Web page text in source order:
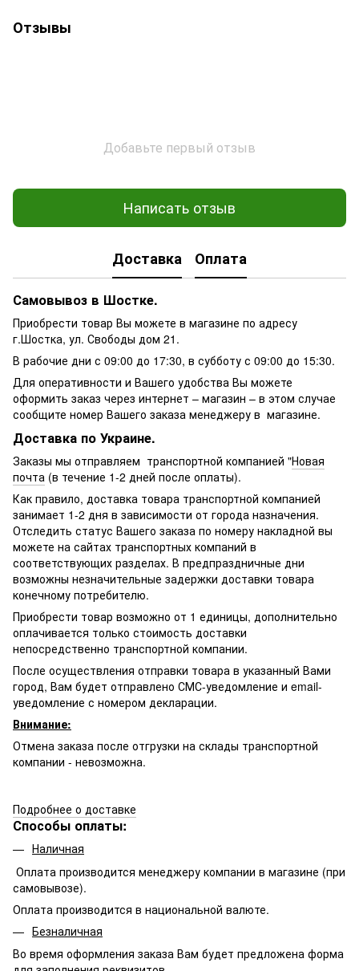
Отзывы
Добавьте первый отзыв
Написать отзыв
Доставка Оплата
Самовывоз в Шостке.
Приобрести товар Вы можете в магазине по адресу
г.Шостка, ул. Свободы дом 21.
В рабочие дни с 09:00 до 17:30, в субботу с 09:00 до 15:30.
Для оперативности и Вашего удобства Вы можете
оформить заказ через интернет – магазин – в этом случае
сообщите номер Вашего заказа менеджеру в магазине.
Доставка по Украине.
Заказы мы отправляем транспортной компанией "Новая
почта (в течение 1-2 дней после оплаты).
Как правило, доставка товара транспортной компанией
занимает 1-2 дня в зависимости от города назначения.
Отследить статус Вашего заказа по номеру накладной вы
можете на сайтах транспортных компаний в
соответствующих разделах. В предпраздничные дни
возможны незначительные задержки доставки товара
конечному потребителю.
Приобрести товар возможно от 1 единицы, дополнительно
оплачивается только стоимость доставки
непосредственно транспортной компании.
После осуществления отправки товара в указанный Вами
город, Вам будет отправлено СМС-уведомление и email-
уведомление с номером декларации.
Внимание:
Отмена заказа после отгрузки на склады транспортной
компании - невозможна.
Подробнее о доставке
Способы оплаты:
Наличная
Оплата производится менеджеру компании в магазине (при
самовывозе).
Оплата производится в национальной валюте.
Безналичная
Во время оформления заказа Вам будет предложена форма